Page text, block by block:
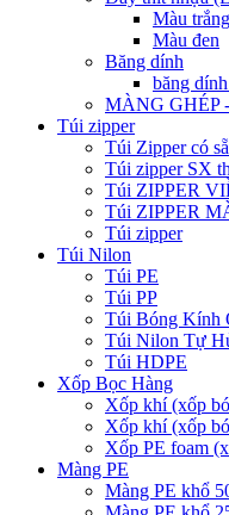
Màu trắng
Màu đen
Băng dính
băng
MÀNG GHÉP
Túi zipper
Túi Zipper có
Túi zipper SX
Túi ZIPPER
Túi ZIPPER
Túi zipper
Túi Nilon
Túi PE
Túi PP
Túi Bóng Kính
Túi Nilon Tự
Túi HDPE
Xốp Bọc Hàng
Xốp khí (xốp
Xốp khí (xốp
Xốp PE foam
Màng PE
Màng PE khổ